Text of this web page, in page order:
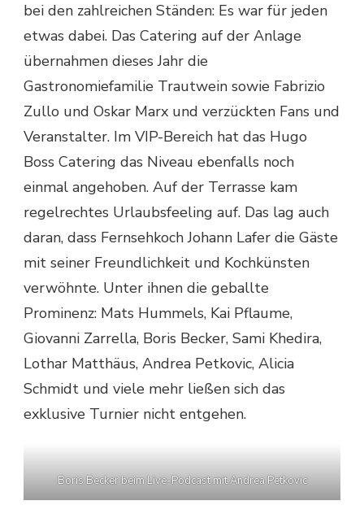
bei den zahlreichen Ständen: Es war für jeden
etwas dabei. Das Catering auf der Anlage
übernahmen dieses Jahr die
Gastronomiefamilie Trautwein sowie Fabrizio
Zullo und Oskar Marx und verzückten Fans und
Veranstalter. Im VIP-Bereich hat das Hugo
Boss Catering das Niveau ebenfalls noch
einmal angehoben. Auf der Terrasse kam
regelrechtes Urlaubsfeeling auf. Das lag auch
daran, dass Fernsehkoch Johann Lafer die Gäste
mit seiner Freundlichkeit und Kochkünsten
verwöhnte. Unter ihnen die geballte
Prominenz: Mats Hummels, Kai Pflaume,
Giovanni Zarrella, Boris Becker, Sami Khedira,
Lothar Matthäus, Andrea Petkovic, Alicia
Schmidt und viele mehr ließen sich das
exklusive Turnier nicht entgehen.
Boris Becker beim Live-Podcast mit Andrea Petkovic